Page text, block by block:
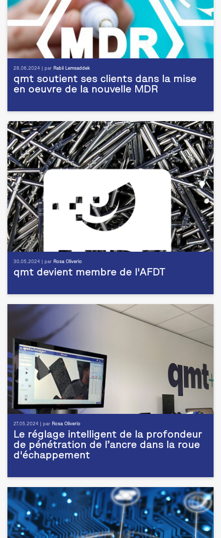
28.06.2024 | par Rabii Lemsaddek
qmt soutient ses clients dans la mise
en oeuvre de la nouvelle MDR
30.05.2024 | par Rosa Oliverio
qmt devient membre de l'AFDT
27.05.2024 | par Rosa Oliverio
Le réglage intelligent de la profondeur
de pénétration de l’ancre dans la roue
d'échappement